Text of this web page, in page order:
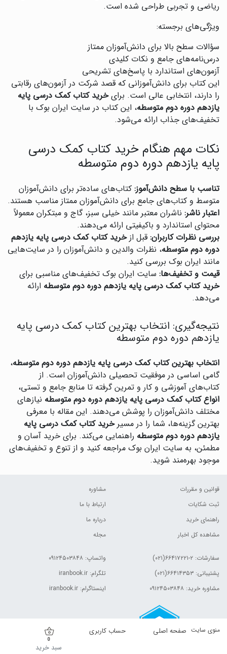
صفحه اصلی منوی سایت حساب کاربری
0
سبد خرید
ریاضی و تجربی طراحی شده است.
ویژگی‌های برجسته:
سؤالات سطح بالا برای دانش‌آموزان ممتاز
درس‌نامه‌های جامع و نکات کلیدی
آزمون‌های استاندارد با پاسخ‌های تشریحی
این کتاب برای دانش‌آموزانی که قصد شرکت در آزمون‌های رقابتی
را دارند، انتخابی عالی است. برایخرید کتاب کمک درسی پایه
یازدهم دوره دوم متوسطه، این کتاب در سایت ایران بوک با
تخفیف‌های جذاب ارائه می‌شود.
نکات مهم هنگام خرید کتاب کمک درسی
پایه یازدهم دوره دوم متوسطه
تناسب با سطح دانش‌آموز: کتاب‌های ساده‌تر برای دانش‌آموزان
متوسط و کتاب‌های جامع برای دانش‌آموزان ممتاز مناسب هستند.
اعتبار ناشر: ناشران معتبر مانند خیلی سبز، گاج و مبتکران معمولاً
محتوای استاندارد و باکیفیتی ارائه می‌دهند.
بررسی نظرات کاربران: قبل ازخرید کتاب کمک درسی پایه یازدهم
دوره دوم متوسطه، نظرات والدین و دانش‌آموزان را در سایت‌هایی
مانند ایران بوک بررسی کنید.
قیمت و تخفیف‌ها: سایت ایران بوک تخفیف‌های مناسبی برای
خرید کتاب کمک درسی پایه یازدهم دوره دوم متوسطه ارائه
می‌دهد.
نتیجه‌گیری: انتخاب بهترین کتاب کمک درسی پایه
یازدهم دوره دوم متوسطه
انتخاب بهترین کتاب کمک درسی پایه یازدهم دوره دوم متوسطه،
گامی اساسی در موفقیت تحصیلی دانش‌آموزان است. از
کتاب‌های آموزشی و کار و تمرین گرفته تا منابع جامع و تستی،
انواع کتاب کمک درسی پایه یازدهم دوره دوم متوسطه نیازهای
مختلف دانش‌آموزان را پوشش می‌دهند. این مقاله با معرفی
بهترین گزینه‌ها، شما را در مسیرخرید کتاب کمک درسی پایه
یازدهم دوره دوم متوسطه راهنمایی می‌کند. برای خرید آسان و
مطمئن، به سایت ایران بوک مراجعه کنید و از تنوع و تخفیف‌های
موجود بهره‌مند شوید.
قوانین و مقررات
ثبت شکایات
راهنمای خرید
مشاهده کل اخبار
مشاوره
ارتباط با ما
درباره ما
مجله
سفارشات: ۲-۶۶۴۱۷۲۲۱(۰۲۱)
پشتیبانی: ۶۶۴۱۴۳۵۳(۰۲۱)
مشاوره خرید: ۰۹۱۲۴۵۰۳۸۴۸
واتساپ: ۰۹۱۲۴۵۰۳۸۴۸
تلگرام: iranbook.ir
اینستاگرام: iranbook.ir